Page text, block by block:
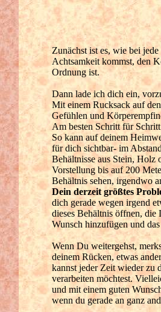
Zunächst ist es, wie bei
Achtsamkeit kommst, den
Ordnung ist.
Dann lade ich dich ein,
Mit einem Rucksack auf
Gefühlen und
Am besten Schritt für
So kann auf deinem
für dich sichtbar- im
Behältnisse aus Stein, Holz
Vorstellung bis auf 200
Behältnis sehen, irgendwo
Dein derzeit größtes
dich gerade wegen irgend
dieses Behältnis öffnen, die
Wunsch hinzufügen und
Wenn Du weitergehst,
deinem Rücken, etwas
kannst jeder Zeit wieder zu
verarbeiten möchtest.
und mit einem guten
wenn du gerade an ganz